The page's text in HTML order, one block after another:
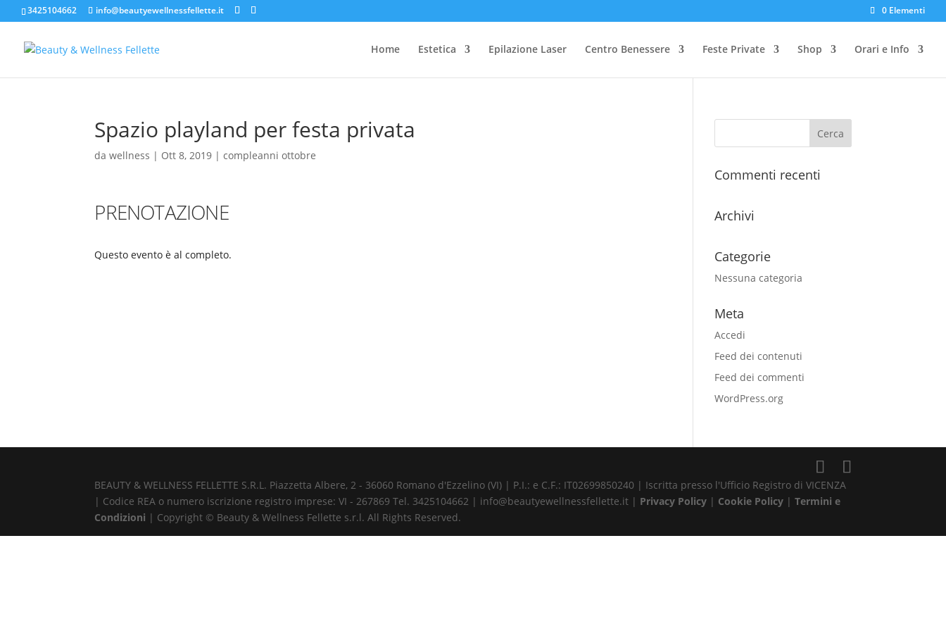
3425104662 info@beautyewellnessfellette.it 0 Elementi
Home Estetica Epilazione Laser Centro Benessere Feste Private Shop Orari e Info
Spazio playland per festa privata
dawellness | Ott 8, 2019 |compleanni ottobre
PRENOTAZIONE
Questo evento è al completo.
Commenti recenti
Archivi
Categorie
Nessuna categoria
Meta
Accedi
Feed dei contenuti
Feed dei commenti
WordPress.org
BEAUTY & WELLNESS FELLETTE S.R.L. Piazzetta Albere, 2 - 36060 Romano d'Ezzelino (VI) | P.I.: e C.F.: IT02699850240 | Iscritta presso l'Ufficio Registro di VICENZA
| Codice REA o numero iscrizione registro imprese: VI - 267869 Tel. 3425104662 | info@beautyewellnessfellette.it | Privacy Policy | Cookie Policy |Termini e
Condizioni | Copyright © Beauty & Wellness Fellette s.r.l. All Rights Reserved.